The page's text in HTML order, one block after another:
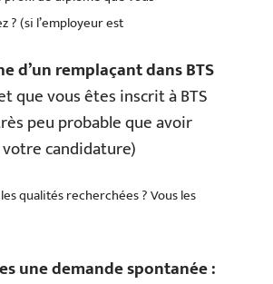
? (si l’employeur est
d’un remplaçant dans BTS
que vous êtes inscrit à BTS
peu probable que avoir
candidature)
qualités recherchées ? Vous les
une demande spontanée :